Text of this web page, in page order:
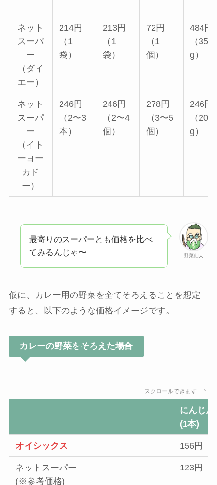
ネット
スーパ
ー
（ダイ
エー）
214円
（1
袋）
213円
（1
袋）
72円
（1
個）
484円
（350
g）
ネット
スーパ
ー
（イト
ーヨー
カド
ー）
246円
（2〜3
本）
246円
（2〜4
個）
278円
（3〜5
個）
246円
（200
g）
野菜仙人
最寄りのスーパーとも価格を比べ
てみるんじゃ〜
仮に、カレー用の野菜を全てそろえることを想定
すると、以下のような価格イメージです。
カレーの野菜をそろえた場合
スクロールできます
にんじん
(1本)
オイシックス 156円
ネットスーパー
(※参考価格)
123円